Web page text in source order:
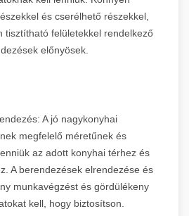
és cserélhető részekkel,
tisztítható felületekkel rendelkező
előnyösek.
A jó nagykonyhai
megfelelő méretűnek és
az adott konyhai térhez és
A berendezések elrendezése és
munkavégzést és gördülékeny
kell, hogy biztosítson.